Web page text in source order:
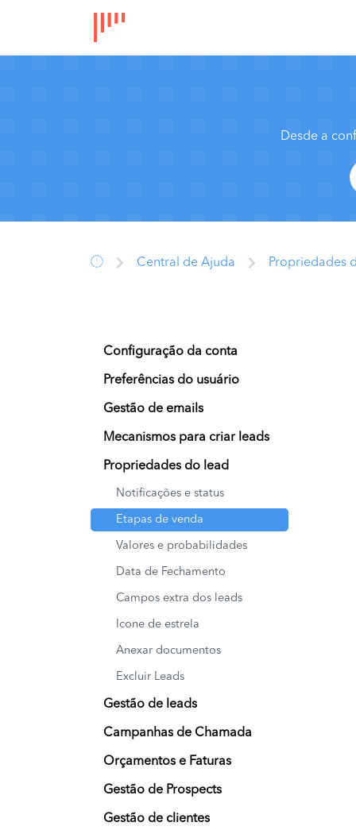
Desde a
Central de Ajuda Propriedades
Configuração da conta
Preferências do usuário
Gestão de emails
Mecanismos para criar leads
Propriedades do lead
Notificações e status
Etapas de venda
Valores e probabilidades
Data de Fechamento
Campos extra dos leads
Icone de estrela
Anexar documentos
Excluir Leads
Gestão de leads
Campanhas de Chamada
Orçamentos e Faturas
Gestão de Prospects
Gestão de clientes